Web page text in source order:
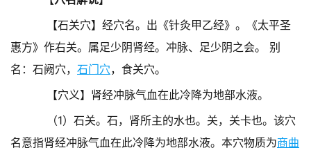
【石关穴】经穴名。出《针灸甲乙经》。《太平圣
惠方》作右关。属足少阴肾经。冲脉、足少阴之会。 别
名：石阙穴， 石门穴，食关穴。
【穴义】肾经冲脉气血在此冷降为地部水液。
（1）石关。石，肾所主的水也。关，关卡也。该穴
名意指肾经冲脉气血在此冷降为地部水液。本穴物质为商曲